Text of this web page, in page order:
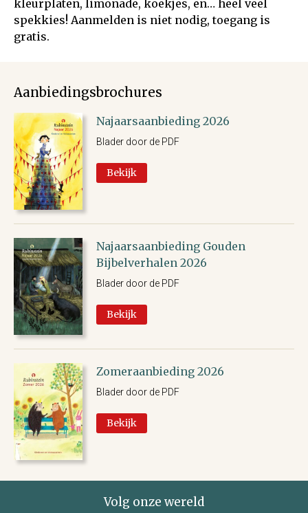
kleurplaten, limonade, koekjes, en… heel veel
spekkies! Aanmelden is niet nodig, toegang is
gratis.
Aanbiedingsbrochures
Najaarsaanbieding 2026
Blader door de PDF
Bekijk
Najaarsaanbieding Gouden
Bijbelverhalen 2026
Blader door de PDF
Bekijk
Zomeraanbieding 2026
Blader door de PDF
Bekijk
Volg onze wereld